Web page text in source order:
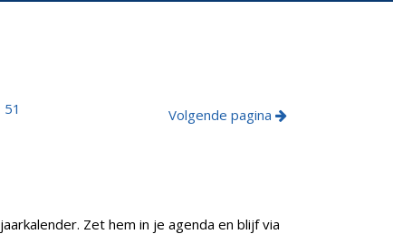
51 Volgende pagina
Zet hem in je agenda en blijf via